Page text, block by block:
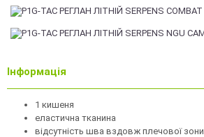
Інформація
1 кишеня
еластична тканина
відсутність шва вздовж плечової зони